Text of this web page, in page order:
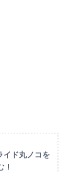
イド丸ノコを
！